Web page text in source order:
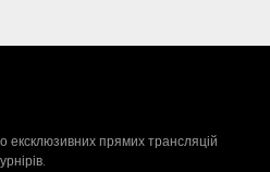
прямих трансляцій